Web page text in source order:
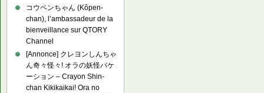
コウペンちゃん (Kôpen-
chan), l’ambassadeur de la
bienveillance sur QTORY
Channel
[Annonce] クレヨンしんちゃ
ん奇々怪々! オラの妖怪バケ
ーション – Crayon Shin-
chan Kikikaikai! Ora no